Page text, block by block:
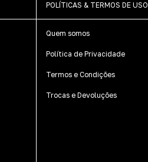
POLÍTICAS & TERMOS DE USO
Quem somos
Política de Privacidade
Termos e Condições
Trocas e Devoluções